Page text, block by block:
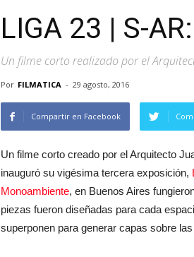
LIGA 23 | S-
Un filme corto realizado por el
Por FILMATICA - 29 agosto, 2016
Compartir en Facebook
Un filme corto creado por el Arquitecto
inauguró su vigésima tercera exposición,
Monoambiente, en Buenos Aires
piezas fueron diseñadas para cada
superponen para generar capas sobre